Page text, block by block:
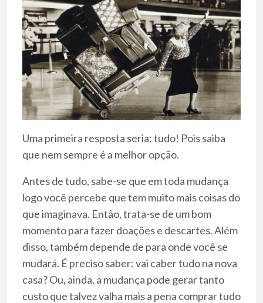
Uma primeira resposta seria: tudo! Pois saiba
que nem sempre é a melhor opção.
Antes de tudo, sabe-se que em toda mudança
logo você percebe que tem muito mais coisas do
que imaginava. Então, trata-se de um bom
momento para fazer doações e descartes. Além
disso, também depende de para onde você se
mudará. É preciso saber: vai caber tudo na nova
casa? Ou, ainda, a mudança pode gerar tanto
custo que talvez valha mais a pena comprar tudo